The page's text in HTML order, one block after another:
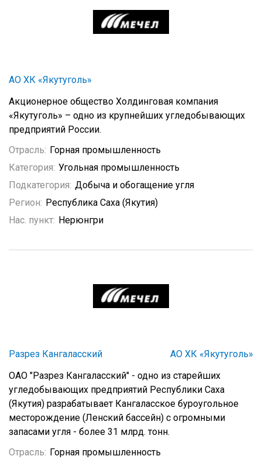
АО ХК «Якутуголь»
Акционерное общество Холдинговая компания
«Якутуголь» – одно из крупнейших угледобывающих
предприятий России.
Отрасль: Горная промышленность
Категория: Угольная промышленность
Подкатегория: Добыча и обогащение угля
Регион: Республика Саха (Якутия)
Нас. пункт: Нерюнгри
Разрез Кангаласский
АО ХК «Якутуголь»
ОАО "Разрез Кангаласский" - одно из старейших
угледобывающих предприятий Республики Саха
(Якутия) разрабатывает Кангаласское буроугольное
месторождение (Ленский бассейн) с огромными
запасами угля - более 31 млрд. тонн.
Отрасль: Горная промышленность